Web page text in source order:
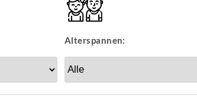
Alterspannen: